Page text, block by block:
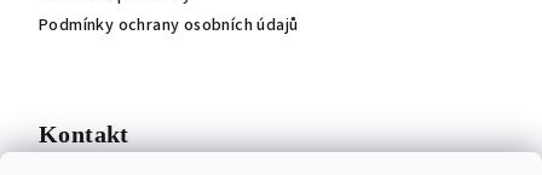
Podmínky ochrany osobních údajů
Kontakt